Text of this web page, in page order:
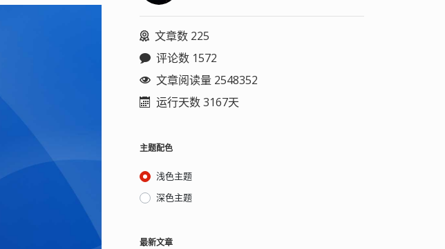
文章数 225
评论数 1572
文章阅读量 2548352
运行天数 3167天
主题配色
浅色主题
深色主题
最新文章